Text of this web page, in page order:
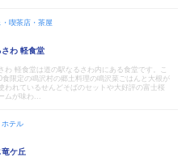
・喫茶店・茶屋
わ 軽食堂
わ 軽食堂は道の駅なるさわ内にある食堂です。こ
食限定の鳴沢村の郷土料理の鳴沢菜ごはんと大根が
われているせんどそばのセットや大好評の富士桜
ムが味わ...
ホテル
竜ケ丘